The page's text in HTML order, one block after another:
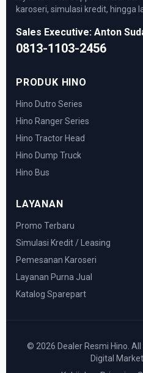
karoseri, simulasi kredit, hingga
Sales Executive: Anton
0813-1103-2456
PRODUK HINO
Hino Dutro Series
Hino Ranger Series
Hino Tractor Head
Hino Dump Truck
Hino Bus
LAYANAN
Promo Terbaru
Simulasi Kredit / Leasing
Pemesanan Karoseri
Layanan Purna Jual
Katalog Sparepart
© 2026 Dealer Resmi Hino.
Digital